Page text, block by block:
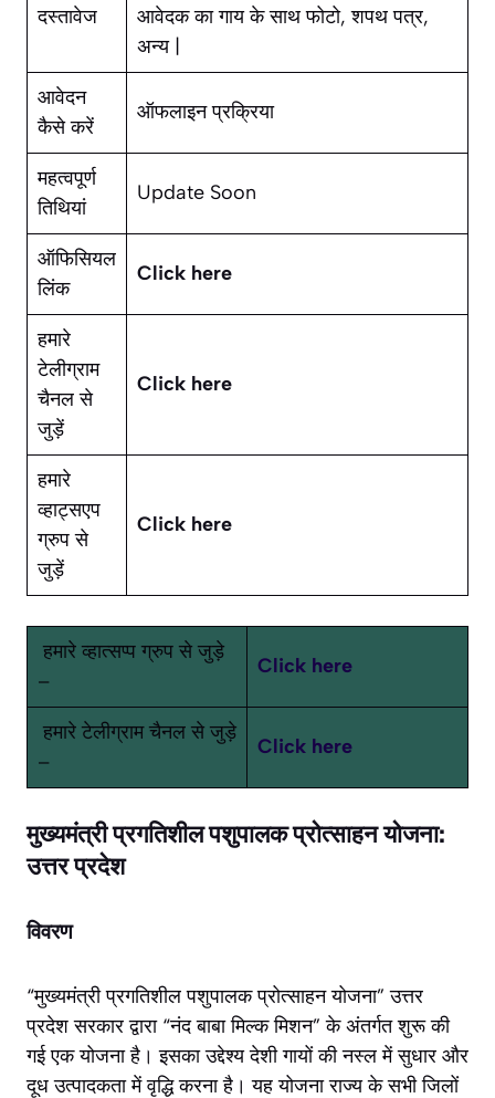
दस्तावेज
आवेदक का गाय के साथ फोटो, शपथ पत्र,
अन्य |
आवेदन
कैसे करें
ऑफलाइन प्रक्रिया
महत्वपूर्ण
तिथियां
Update Soon
ऑफिसियल
लिंक
Click here
हमारे
टेलीग्राम
चैनल से
जुड़ें
Click here
हमारे
व्हाट्सएप
ग्रुप से
जुड़ें
Click here
हमारे व्हात्सप्प ग्रुप से जुड़े
–
Click here
हमारे टेलीग्राम चैनल से जुड़े
–
Click here
मुख्यमंत्री प्रगतिशील पशुपालक प्रोत्साहन योजना:
उत्तर प्रदेश
विवरण
“मुख्यमंत्री प्रगतिशील पशुपालक प्रोत्साहन योजना” उत्तर
प्रदेश सरकार द्वारा “नंद बाबा मिल्क मिशन” के अंतर्गत शुरू की
गई एक योजना है। इसका उद्देश्य देशी गायों की नस्ल में सुधार और
दूध उत्पादकता में वृद्धि करना है। यह योजना राज्य के सभी जिलों